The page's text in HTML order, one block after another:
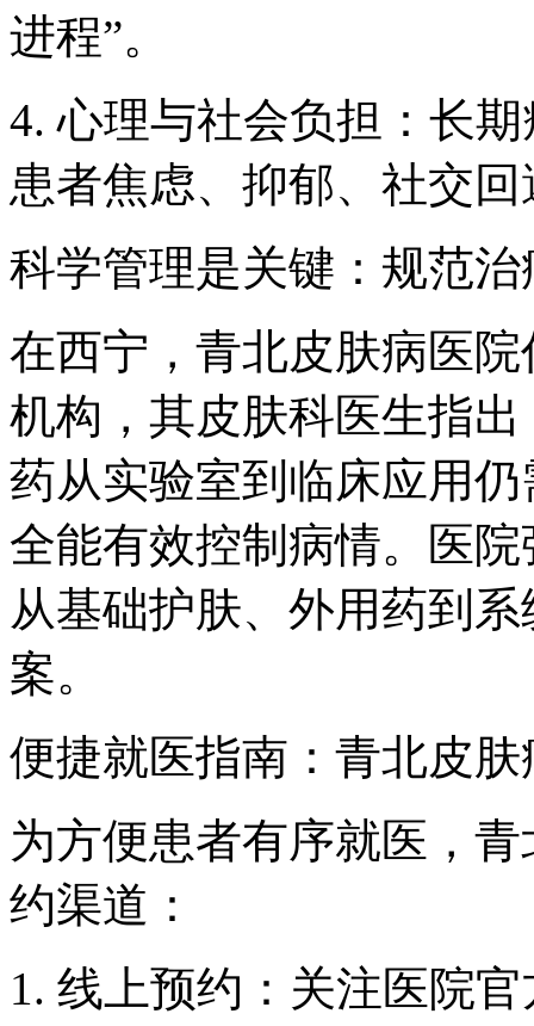
进程”。
4. 心理与社会负担：长
患者焦虑、抑郁、社交
科学管理是关键：规范
在西宁，青北皮肤病医
机构，其皮肤科医生指
药从实验室到临床应用
全能有效控制病情。医
从基础护肤、外用药到
案。
便捷就医指南：青北皮
为方便患者有序就医，
约渠道：
1. 线上预约：关注医院